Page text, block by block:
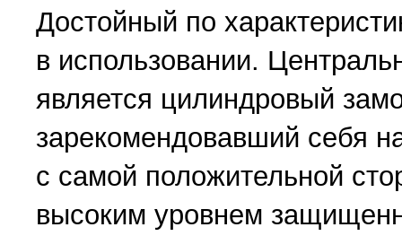
Достойный по
в использовании.
является цилиндровый
зарекомендовавший себя
с самой положительной
высоким уровнем